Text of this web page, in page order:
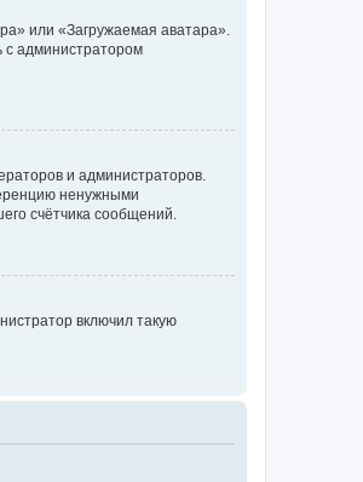
или «Загружаемая аватара».
с администратором
и администраторов.
ненужными
счётчика сообщений.
включил такую